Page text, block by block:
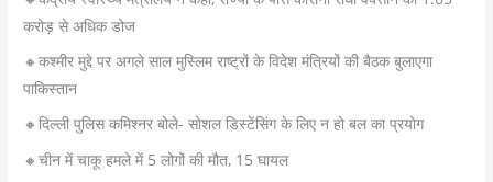
करोड़ से अधिक डोज
🔸कश्मीर मुद्दे पर अगले साल मुस्लिम राष्ट्रों के विदेश मंत्रियों की बैठक बुलाएगा
पाकिस्तान
🔸दिल्ली पुलिस कमिश्नर बोले- सोशल डिस्टेंसिंग के लिए न हो बल का प्रयोग
🔸चीन में चाकू हमले में 5 लोगों की मौत, 15 घायल